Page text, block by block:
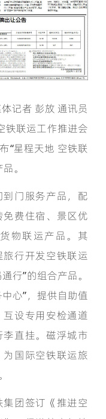
记者 彭放 通讯员
铁联运工作推进会
“星程天地 空铁联
。
门服务产品，配
费住宿、景区优
物联运产品。其
行开发空铁联运
行”的组合产品。
心”，提供自助值
设专用安检通道
直挂。磁浮城市
国际空铁联运旅
团签订《推进空